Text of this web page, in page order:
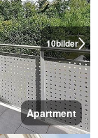
10bilder
Apartment